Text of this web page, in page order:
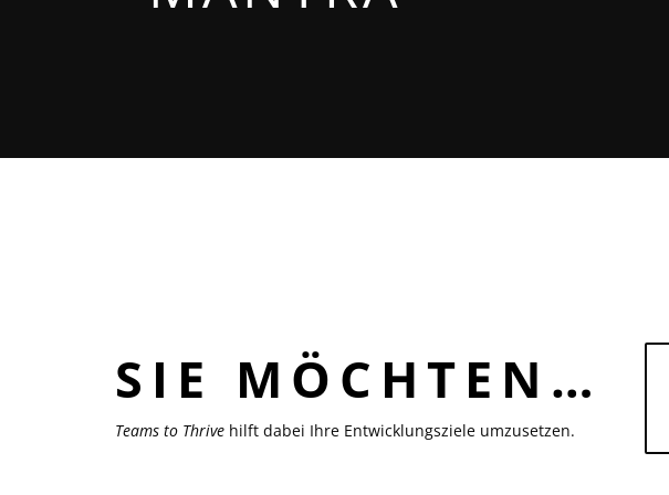
SIE MÖCHTEN…
Teams to Thrivehilft dabei Ihre Entwicklungsziele umzusetzen.